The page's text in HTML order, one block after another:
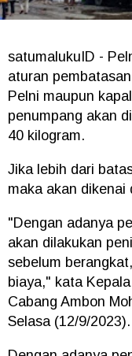
satumalukuID -
aturan
Pelni maupun
penumpang akan
40 kilogram.
Jika lebih dari
maka akan dikenai
"Dengan adanya
akan dilakukan
sebelum
biaya," kata
Cabang Ambon
Selasa (12/9/2023).